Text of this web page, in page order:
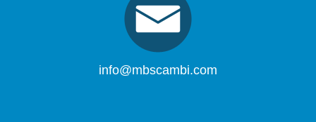
info@mbscambi.com